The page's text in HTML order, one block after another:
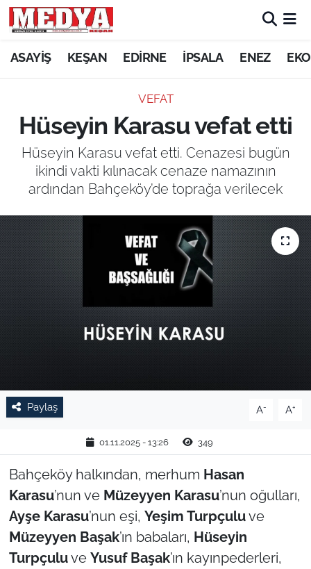
ASAYİŞ KEŞAN EDİRNE İPSALA ENEZ
VEFAT
Hüseyin Karasu vefat etti
Hüseyin Karasu vefat etti. Cenazesi bugün
ikindi vakti kılınacak cenaze namazının
ardından Bahçeköy’de toprağa verilecek
Paylaş A- A+
01.11.2025 - 13:26 349
Bahçeköy halkından, merhum Hasan
Karasu’nun ve Müzeyyen Karasu’nun oğulları,
Ayşe Karasu’nun eşi, Yeşim Turpçuluve
Müzeyyen Başak’ın babaları, Hüseyin
Turpçuluve Yusuf Başak’ın kayınpederleri,
KEŞAN
ASAYİŞ
SİYASET
GÜNDEM
EKONOMİ
SAĞLIK
EĞİTİM
TARIM VE HAYVANCILIK
RESMİ İLAN
YAŞAM
EDİRNE
TEKİRDAĞ